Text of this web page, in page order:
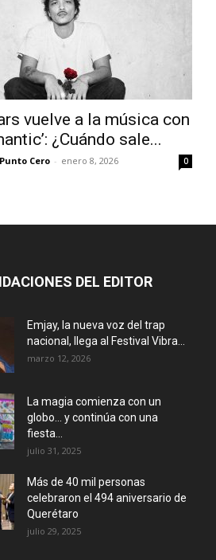
vuelve a la música con
¿Cuándo sale...
Cero - enero 8, 2026 0
DEL EDITOR
Emjay, la nueva voz del trap
nacional, llega al Festival Vibra...
marzo 12, 2026
La magia comienza con un
globo… y continúa con una
fiesta...
julio 31, 2025
Más de 40 mil personas
celebraron el 494 aniversario de
Querétaro
julio 29, 2025